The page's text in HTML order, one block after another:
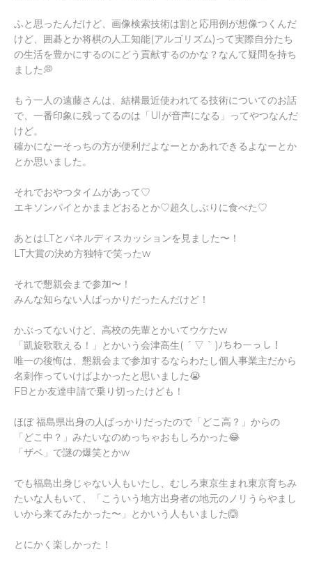
ふと思ったんだけど、画像検索技術は割と応用例が想像つくんだ
けど、囲碁とか将棋の人工知能(アルゴリズム)って実際自分たち
の生活を豊かにするのにどう貢献するのかな？なんて疑問を持ち
ました💭
もう一人の遠藤さんは、結構最近使われてる技術についてのお話
で、一番印象に残ってるのは「UIが音声になる」ってやつなんだ
けど。
確かになーそっちの方が便利だよなーとかあれできるよなーとか
とか思いました。
それでおやつタイムがあって♡
エキソンパイとかままどおるとか♡超久しぶりに食べた♡
あとはLTとパネルディスカッションを見ました〜！
LT大賞の決め方独特で笑ったw
それで懇親会まで参加〜！
みんな知らない人ばっかりだったんだけど！
かぶってないけど、高校の先輩とかいてウケたw
「凱旋歌歌える！」とかいう会津高生( ´ ▽ ` )ﾉちわーっし！
唯一の後悔は、懇親会まで参加するならわたし個人事業主だから
名刺作っていけばよかったと思いました😭
FBとか友達申請で乗り切ったけども！
ほぼ 福島県出身の人ばっかりだったので「どこ高？」からの
「どこ中？」みたいなのめっちゃおもしろかった😂
「ザベ」で謎の爆笑とかw
でも福島出身じゃない人もいたし、むしろ東京生まれ東京育ちみ
たいな人もいて、「こういう地方出身者の地元のノリうらやまし
いから来てみたかった〜」とかいう人もいました🙆
とにかく楽しかった！